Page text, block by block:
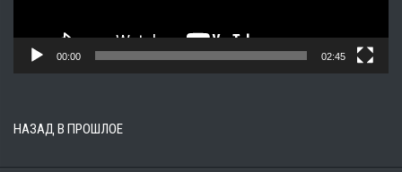
00:00 02:45
НАЗАД В ПРОШЛОЕ